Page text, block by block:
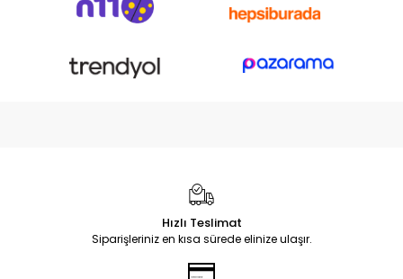
Hızlı Teslimat
Siparişleriniz en kısa sürede elinize ulaşır.